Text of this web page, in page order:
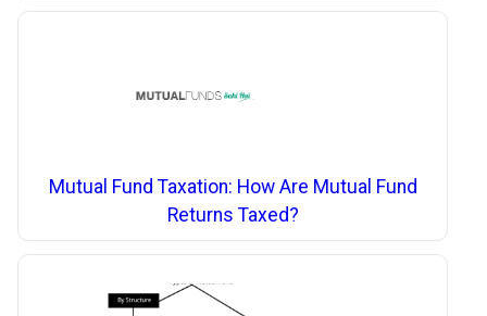
Mutual Fund Taxation: How Are Mutual Fund
Returns Taxed?